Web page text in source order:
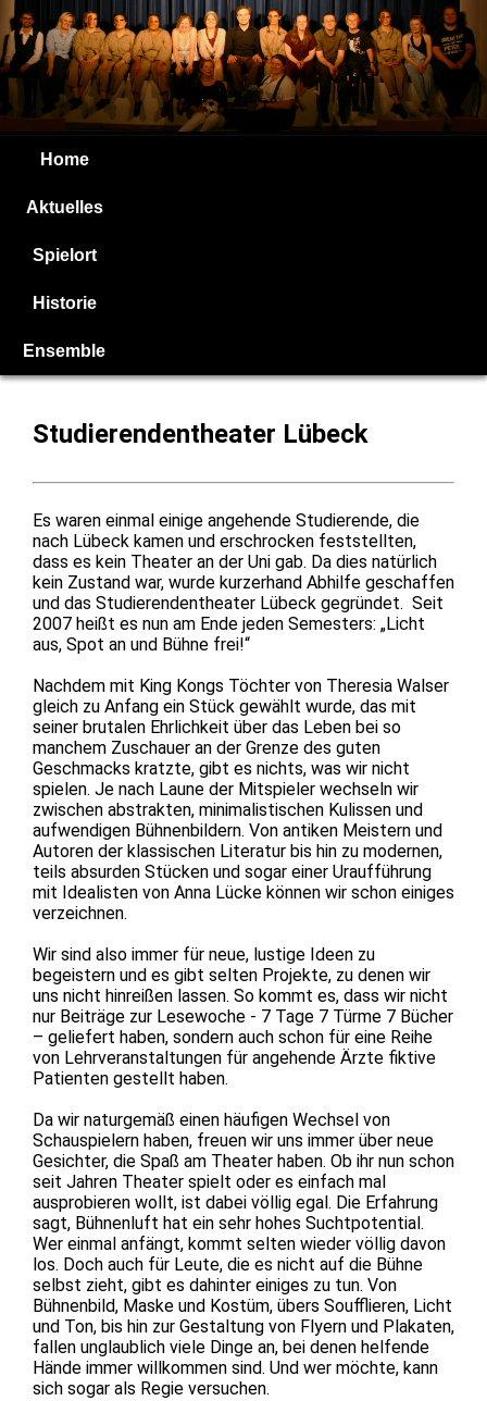
Home
Aktuelles
Spielort
Historie
Ensemble
Studierendentheater Lübeck
Es waren einmal einige angehende Studierende, die
nach Lübeck kamen und erschrocken feststellten,
dass es kein Theater an der Uni gab. Da dies natürlich
kein Zustand war, wurde kurzerhand Abhilfe geschaffen
und das Studierendentheater Lübeck gegründet. Seit
2007 heißt es nun am Ende jeden Semesters: „Licht
aus, Spot an und Bühne frei!“
Nachdem mit King Kongs Töchter von Theresia Walser
gleich zu Anfang ein Stück gewählt wurde, das mit
seiner brutalen Ehrlichkeit über das Leben bei so
manchem Zuschauer an der Grenze des guten
Geschmacks kratzte, gibt es nichts, was wir nicht
spielen. Je nach Laune der Mitspieler wechseln wir
zwischen abstrakten, minimalistischen Kulissen und
aufwendigen Bühnenbildern. Von antiken Meistern und
Autoren der klassischen Literatur bis hin zu modernen,
teils absurden Stücken und sogar einer Uraufführung
mit Idealisten von Anna Lücke können wir schon einiges
verzeichnen.
Wir sind also immer für neue, lustige Ideen zu
begeistern und es gibt selten Projekte, zu denen wir
uns nicht hinreißen lassen. So kommt es, dass wir nicht
nur Beiträge zur Lesewoche - 7 Tage 7 Türme 7 Bücher
– geliefert haben, sondern auch schon für eine Reihe
von Lehrveranstaltungen für angehende Ärzte fiktive
Patienten gestellt haben.
Da wir naturgemäß einen häufigen Wechsel von
Schauspielern haben, freuen wir uns immer über neue
Gesichter, die Spaß am Theater haben. Ob ihr nun schon
seit Jahren Theater spielt oder es einfach mal
ausprobieren wollt, ist dabei völlig egal. Die Erfahrung
sagt, Bühnenluft hat ein sehr hohes Suchtpotential.
Wer einmal anfängt, kommt selten wieder völlig davon
los. Doch auch für Leute, die es nicht auf die Bühne
selbst zieht, gibt es dahinter einiges zu tun. Von
Bühnenbild, Maske und Kostüm, übers Soufflieren, Licht
und Ton, bis hin zur Gestaltung von Flyern und Plakaten,
fallen unglaublich viele Dinge an, bei denen helfende
Hände immer willkommen sind. Und wer möchte, kann
sich sogar als Regie versuchen.